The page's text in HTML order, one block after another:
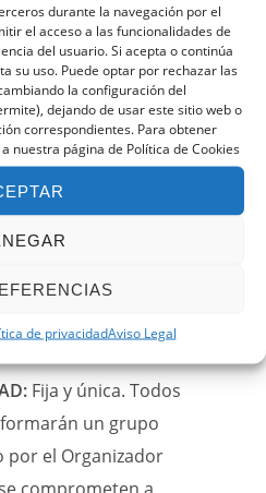
durante la navegación por el
el acceso a las funcionalidades de
del usuario. Si acepta o continúa
su uso. Puede optar por rechazar las
la configuración del
dejando de usar este sitio web o
correspondientes. Para obtener
nuestra página de Política de Cookies
de privacidadAviso Legal
bancaria en
pago.
electrónico
reserva.
que puedes
a secretaría en el
al socio de lunes a
de 15:00 a
de 17:00 a 20:00.
Fija y única. Todos
un grupo
por el Organizador